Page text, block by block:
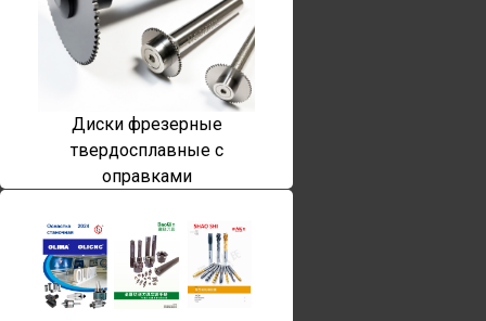
Диски фрезерные
твердосплавные с
оправками